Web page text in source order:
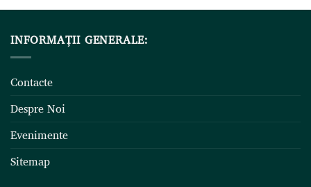
INFORMAȚII GENERALE:
Contacte
Despre Noi
Evenimente
Sitemap